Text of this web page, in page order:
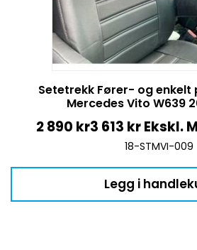
Setetrekk Fører- og enkelt
Mercedes Vito W639
2 890 kr3 613 kr Ekskl.
18-STMVI-009
Legg i